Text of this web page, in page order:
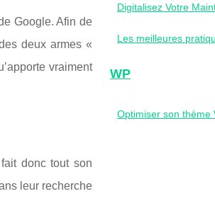
Google. Afin de
deux armes «
vraiment
donc tout son
leur recherche
Digitalisez Votre
Les meilleures
WP
Optimiser son thème